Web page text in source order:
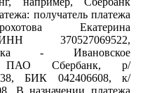
получатель платежа
Екатерина
370527069522,
- Ивановское
ПАО Сбербанк, р/
БИК 042406608, к/
В назначении платежа